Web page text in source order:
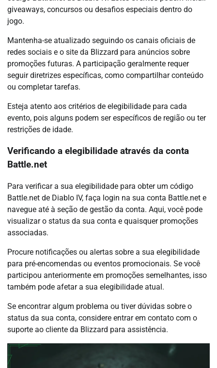
giveaways, concursos ou desafios especiais dentro do
jogo.
Mantenha-se atualizado seguindo os canais oficiais de
redes sociais e o site da Blizzard para anúncios sobre
promoções futuras. A participação geralmente requer
seguir diretrizes específicas, como compartilhar conteúdo
ou completar tarefas.
Esteja atento aos critérios de elegibilidade para cada
evento, pois alguns podem ser específicos de região ou ter
restrições de idade.
Verificando a elegibilidade através da conta
Battle.net
Para verificar a sua elegibilidade para obter um código
Battle.net de Diablo IV, faça login na sua conta Battle.net e
navegue até à seção de gestão da conta. Aqui, você pode
visualizar o status da sua conta e quaisquer promoções
associadas.
Procure notificações ou alertas sobre a sua elegibilidade
para pré-encomendas ou eventos promocionais. Se você
participou anteriormente em promoções semelhantes, isso
também pode afetar a sua elegibilidade atual.
Se encontrar algum problema ou tiver dúvidas sobre o
status da sua conta, considere entrar em contato com o
suporte ao cliente da Blizzard para assistência.